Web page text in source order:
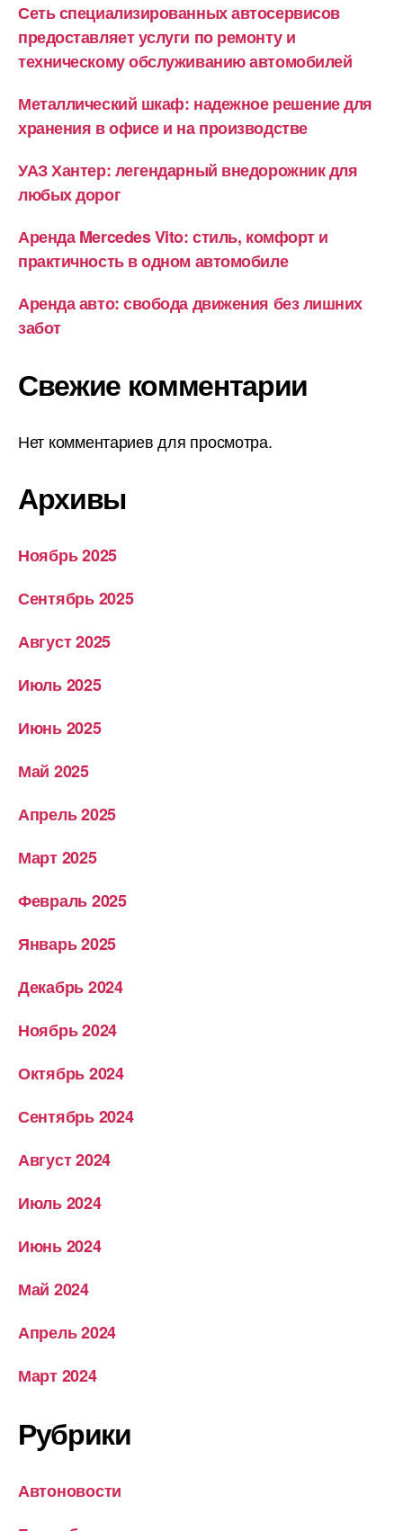
Сеть специализированных автосервисов
предоставляет услуги по ремонту и
техническому обслуживанию автомобилей
Металлический шкаф: надежное решение для
хранения в офисе и на производстве
УАЗ Хантер: легендарный внедорожник для
любых дорог
Аренда Mercedes Vito: стиль, комфорт и
практичность в одном автомобиле
Аренда авто: свобода движения без лишних
забот
Свежие комментарии
Нет комментариев для просмотра.
Архивы
Ноябрь 2025
Сентябрь 2025
Август 2025
Июль 2025
Июнь 2025
Май 2025
Апрель 2025
Март 2025
Февраль 2025
Январь 2025
Декабрь 2024
Ноябрь 2024
Октябрь 2024
Сентябрь 2024
Август 2024
Июль 2024
Июнь 2024
Май 2024
Апрель 2024
Март 2024
Рубрики
Автоновости